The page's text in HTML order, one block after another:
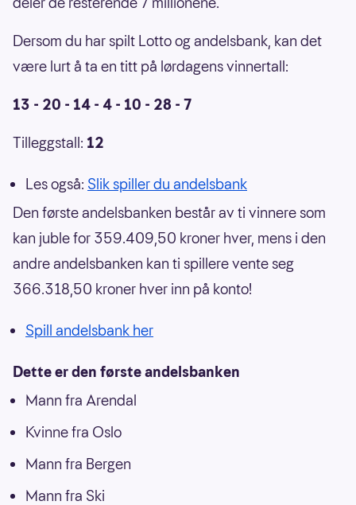
Dersom du har spilt Lotto og andelsbank, kan det
være lurt å ta en titt på lørdagens vinnertall:
13 - 20 - 14 - 4 - 10 - 28 - 7
Tilleggstall: 12
Les også: Slik spiller du andelsbank
Den første andelsbanken består av ti vinnere som
kan juble for 359.409,50 kroner hver, mens i den
andre andelsbanken kan ti spillere vente seg
366.318,50 kroner hver inn på konto!
Spill andelsbank her
Dette er den første andelsbanken
Mann fra Arendal
Kvinne fra Oslo
Mann fra Bergen
Mann fra Ski